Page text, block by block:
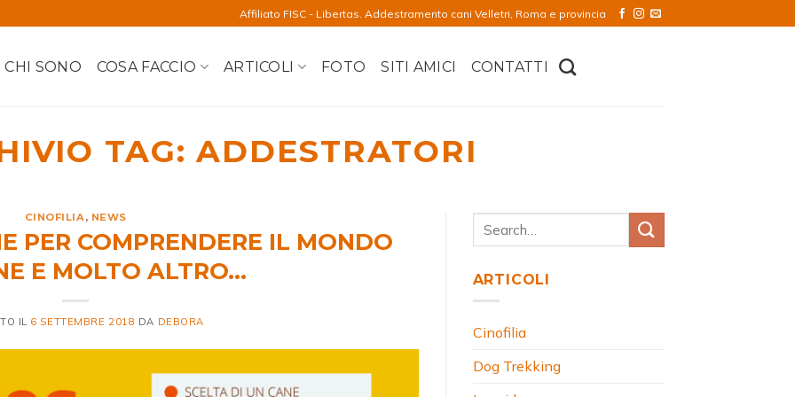
Affiliato FISC - Libertas. Addestramento cani Velletri, Roma e provincia
CHI SONO COSA FACCIO ARTICOLI FOTO SITI AMICI CONTATTI
TAG:ADDESTRATORI
CINOFILIA , NEWS
PER COMPRENDERE IL MONDO
E MOLTO ALTRO…
IL 6 SETTEMBRE 2018 DA DEBORA
ARTICOLI
Cinofilia
Dog Trekking